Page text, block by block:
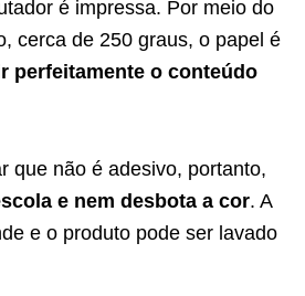
é impressa. Por meio do
cerca de 250 graus, o papel é
perfeitamente o conteúdo
que não é adesivo, portanto,
e nem desbota a cor. A
e o produto pode ser lavado